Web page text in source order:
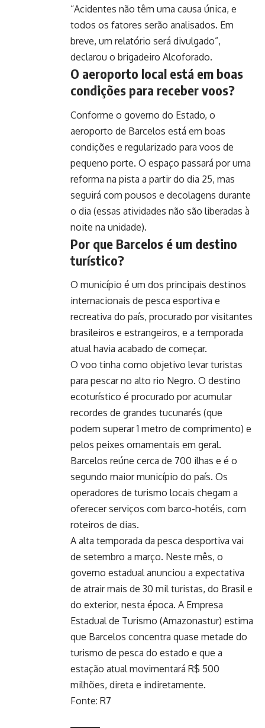
“Acidentes não têm uma causa única, e
todos os fatores serão analisados. Em
breve, um relatório será divulgado”,
declarou o brigadeiro Alcoforado.
O aeroporto local está em boas
condições para receber voos?
Conforme o governo do Estado, o
aeroporto de Barcelos está em boas
condições e regularizado para voos de
pequeno porte. O espaço passará por uma
reforma na pista a partir do dia 25, mas
seguirá com pousos e decolagens durante
o dia (essas atividades não são liberadas à
noite na unidade).
Por que Barcelos é um destino
turístico?
O município é um dos principais destinos
internacionais de pesca esportiva e
recreativa do país, procurado por visitantes
brasileiros e estrangeiros, e a temporada
atual havia acabado de começar.
O voo tinha como objetivo levar turistas
para pescar no alto rio Negro. O destino
ecoturístico é procurado por acumular
recordes de grandes tucunarés (que
podem superar 1 metro de comprimento) e
pelos peixes ornamentais em geral.
Barcelos reúne cerca de 700 ilhas e é o
segundo maior município do país. Os
operadores de turismo locais chegam a
oferecer serviços com barco-hotéis, com
roteiros de dias.
A alta temporada da pesca desportiva vai
de setembro a março. Neste mês, o
governo estadual anunciou a expectativa
de atrair mais de 30 mil turistas, do Brasil e
do exterior, nesta época. A Empresa
Estadual de Turismo (Amazonastur) estima
que Barcelos concentra quase metade do
turismo de pesca do estado e que a
estação atual movimentará R$ 500
milhões, direta e indiretamente.
Fonte: R7